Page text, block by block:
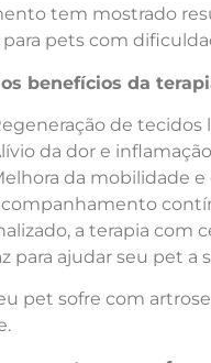
tem mostrado
para pets com
benefícios da
de tecidos
da dor e inflamação
da mobilidade
a terapia com
para ajudar seu pet a
pet sofre com